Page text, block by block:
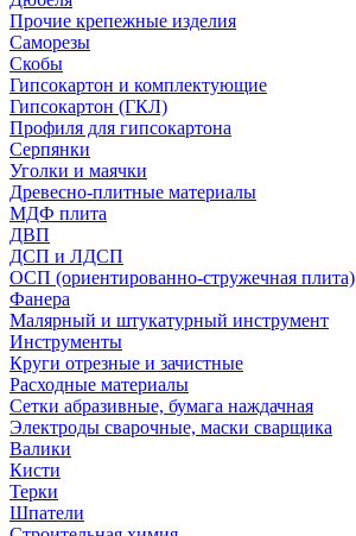
Прочие крепежные изделия
Саморезы
Скобы
Гипсокартон и комплектующие
Гипсокартон (ГКЛ)
Профиля для гипсокартона
Серпянки
Уголки и маячки
Древесно-плитные материалы
МДФ плита
ДВП
ДСП и ЛДСП
ОСП (ориентированно-стружечная плита)
Фанера
Малярный и штукатурный инструмент
Инструменты
Круги отрезные и зачистные
Расходные материалы
Сетки абразивные, бумага наждачная
Электроды сварочные, маски сварщика
Валики
Кисти
Терки
Шпатели